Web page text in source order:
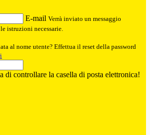
E-mail Verrà inviato un messaggio
istruzioni necessarie.
al nome utente? Effettua il reset della password
di controllare la casella di posta elettronica!